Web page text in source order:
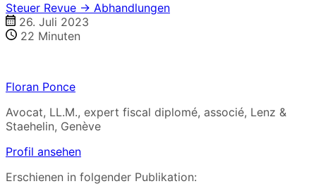
Steuer Revue → Abhandlungen
26. Juli 2023
22 Minuten
Floran Ponce
Avocat, LL.M., expert fiscal diplomé, associé, Lenz &
Staehelin, Genève
Profil ansehen
Erschienen in folgender Publikation: